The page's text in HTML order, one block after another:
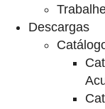
Descargas